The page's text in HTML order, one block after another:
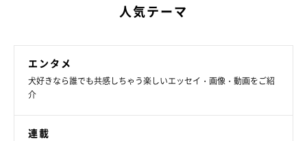
人気テーマ
エンタメ
犬好きなら誰でも共感しちゃう楽しいエッセイ・画像・動画をご紹
介
連載